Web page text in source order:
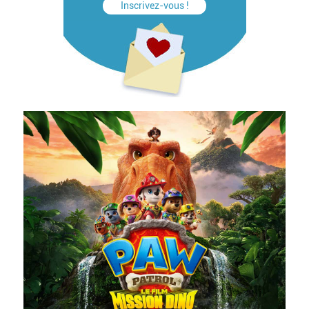
Inscrivez-vous !